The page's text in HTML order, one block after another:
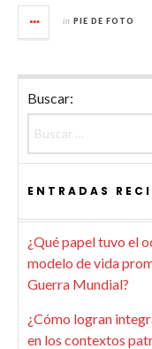
in PIE DE FOTO
Buscar:
ENTRADAS
¿Qué papel tuvo el
modelo de vida
Guerra Mundial?
¿Cómo logran
en los contextos